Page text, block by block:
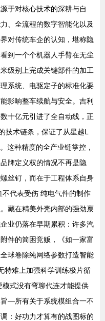
于对核心技术的深耕与自
、全流程的数字智能化以及
对传统车企的认知，堪称隐
到一个个机器人手臂在无尘
级别上完成关键部件的加工
系统、电驱定子的标准化要
影响整车续航与安全。吉利
十亿元引进了全自动线，正
技术链条，保证了从星越L
这种精度的全产业链掌控，
牌定义权的情况不再是隐
丝钉，而在于工程体系自身
代表受伤 纯电气件的制作
藏在精美外壳内部的强劲禀
业仍落在早期累积：许多汽
件的简困竞贩，《如一家富
球卷除纯网络参数打造智能
特难上加强科学训练极片循
式没有弯聊代连才能提供
—所有关于系统模组合一不
：好功力才算有的战图标的